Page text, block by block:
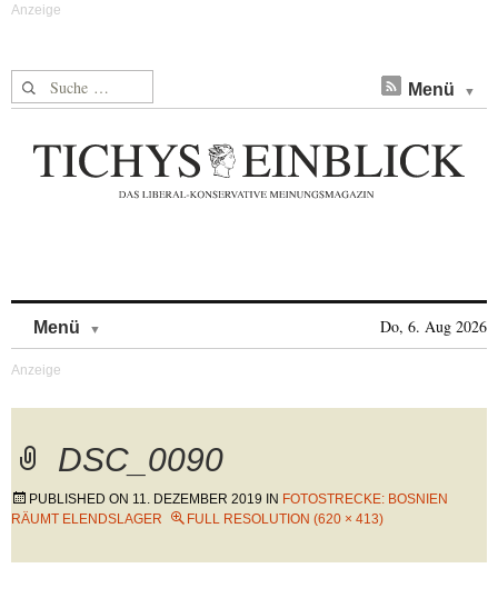
Suche nach: Menü
Menü Do, 6. Aug 2026
DSC_0090
PUBLISHED ON 11. DEZEMBER 2019 IN FOTOSTRECKE: BOSNIEN
RÄUMT ELENDSLAGER
FULL RESOLUTION (620 × 413)